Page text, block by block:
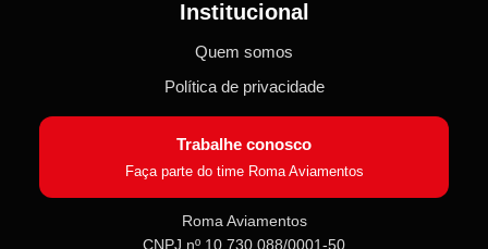
Institucional
Quem somos
Política de privacidade
Trabalhe conosco
Faça parte do time Roma Aviamentos
Roma Aviamentos
CNPJ nº 10.730.088/0001-50